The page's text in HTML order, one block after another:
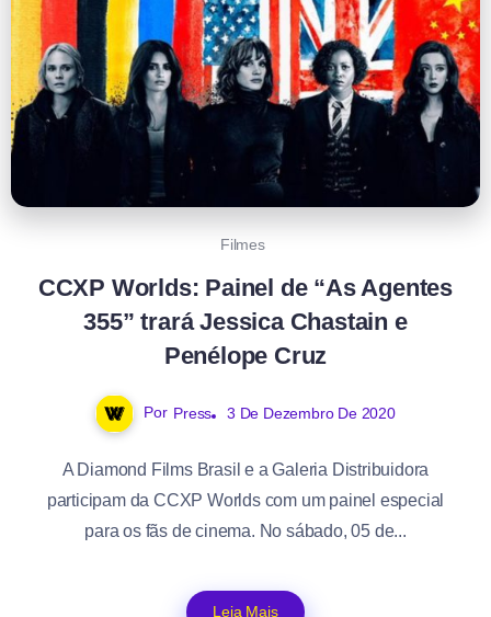
Filmes
CCXP Worlds: Painel de “As Agentes
355” trará Jessica Chastain e
Penélope Cruz
Por Press 3 De Dezembro De 2020
A Diamond Films Brasil e a Galeria Distribuidora
participam da CCXP Worlds com um painel especial
para os fãs de cinema. No sábado, 05 de...
Leia Mais